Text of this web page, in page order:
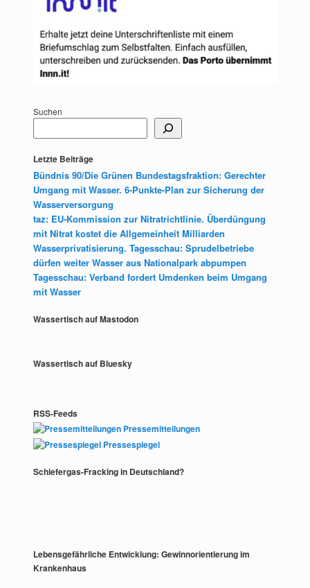
Suchen
Letzte Beiträge
Bündnis 90/Die Grünen Bundestagsfraktion: Gerechter
Umgang mit Wasser. 6-Punkte-Plan zur Sicherung der
Wasserversorgung
taz: EU-Kommission zur Nitratrichtlinie. Überdüngung
mit Nitrat kostet die Allgemeinheit Milliarden
Wasserprivatisierung. Tagesschau: Sprudelbetriebe
dürfen weiter Wasser aus Nationalpark abpumpen
Tagesschau: Verband fordert Umdenken beim Umgang
mit Wasser
Wassertisch auf Mastodon
Wassertisch auf Bluesky
RSS-Feeds
Pressemitteilungen
Pressespiegel
Schiefergas-Fracking in Deutschland?
Lebensgefährliche Entwicklung: Gewinnorientierung im
Krankenhaus